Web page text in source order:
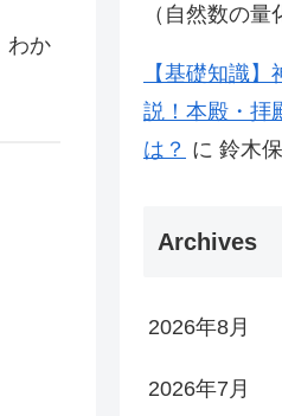
わか
（自然数の量
【基礎知識
説！本殿・拝
は？ に 鈴木
Archives
2026年8月
2026年7月